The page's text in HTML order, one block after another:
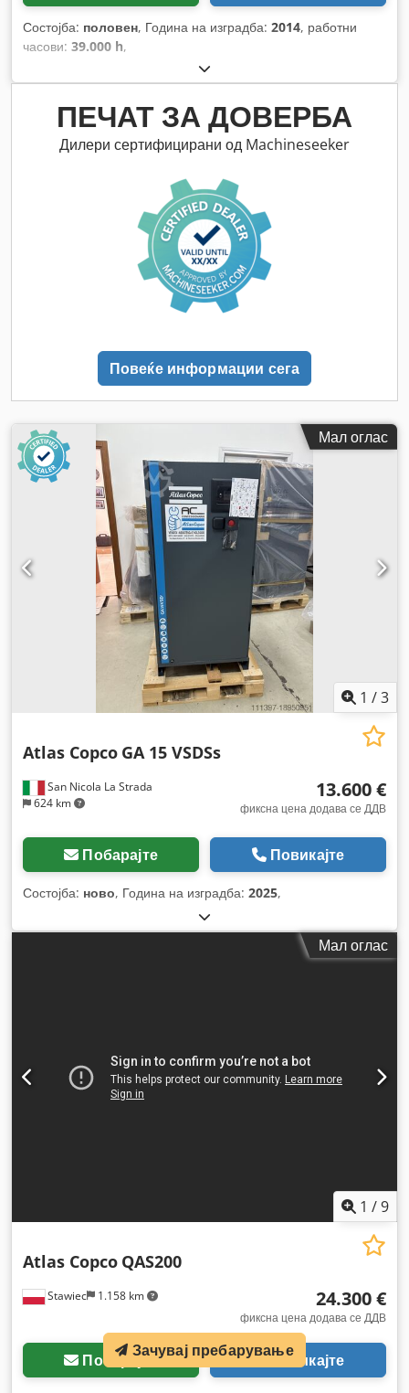
Состојба: половен, Година на изградба: 2014, работни
часови: 39.000 h,
ПЕЧАТ ЗА ДОВЕРБА
Дилери сертифицирани од Machineseeker
Повеќе информации сега
Мал оглас
1 /3
San Nicola La Strada
624 km
Atlas Copco GA 15 VSDSs
13.600 €
фиксна цена додава се ДДВ
Побарајте Повикајте
Состојба: ново, Година на изградба: 2025,
Мал оглас
1 /9
Stawiec 1.158 km
Atlas Copco QAS200
24.300 €
фиксна цена додава се ДДВ
Побарајте Повикајте
Зачувај пребарување